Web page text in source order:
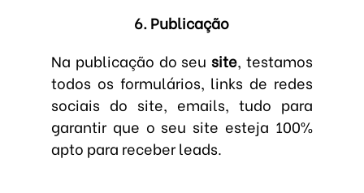
6. Publicação
Na publicação do seusite, testamos
todos os formulários, links de redes
sociais do site, emails, tudo para
garantir que o seu site esteja 100%
apto para receber leads.